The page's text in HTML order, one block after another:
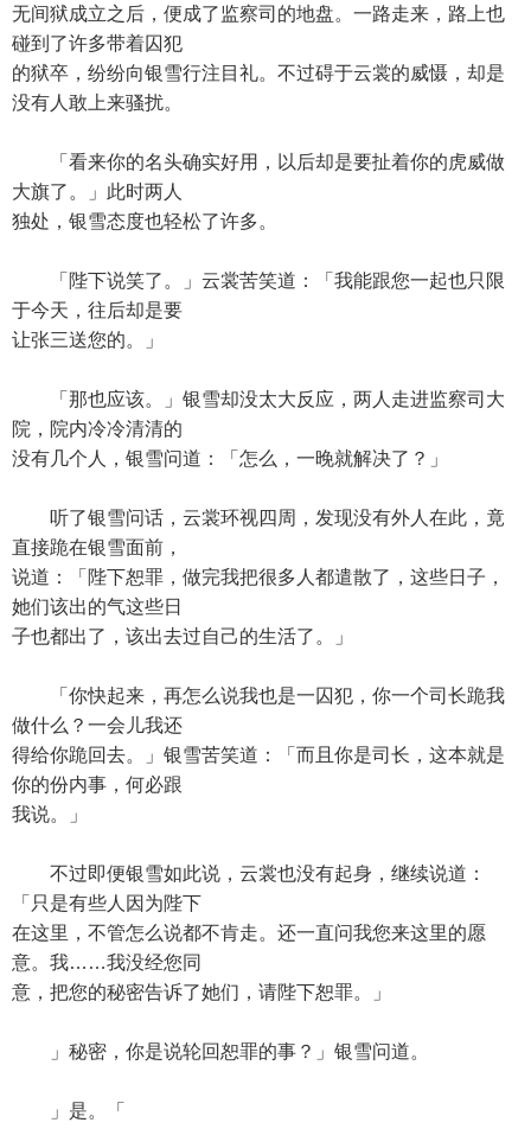
无间狱成立之后，便成了监察司的地盘。一路走来，路上也
碰到了许多带着囚犯
的狱卒，纷纷向银雪行注目礼。不过碍于云裳的威慑，却是
没有人敢上来骚扰。
「看来你的名头确实好用，以后却是要扯着你的虎威做
大旗了。」此时两人
独处，银雪态度也轻松了许多。
「陛下说笑了。」云裳苦笑道：「我能跟您一起也只限
于今天，往后却是要
让张三送您的。」
「那也应该。」银雪却没太大反应，两人走进监察司大
院，院内冷冷清清的
没有几个人，银雪问道：「怎么，一晚就解决了？」
听了银雪问话，云裳环视四周，发现没有外人在此，竟
直接跪在银雪面前，
说道：「陛下恕罪，做完我把很多人都遣散了，这些日子，
她们该出的气这些日
子也都出了，该出去过自己的生活了。」
「你快起来，再怎么说我也是一囚犯，你一个司长跪我
做什么？一会儿我还
得给你跪回去。」银雪苦笑道：「而且你是司长，这本就是
你的份内事，何必跟
我说。」
不过即便银雪如此说，云裳也没有起身，继续说道：
「只是有些人因为陛下
在这里，不管怎么说都不肯走。还一直问我您来这里的愿
意。我……我没经您同
意，把您的秘密告诉了她们，请陛下恕罪。」
」秘密，你是说轮回恕罪的事？」银雪问道。
」是。「